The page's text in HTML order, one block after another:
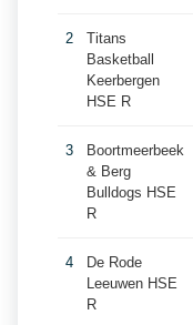
2
Titans
Basketball
Keerbergen
HSE R
3
Boortmeerbeek
& Berg
Bulldogs HSE
R
4
De Rode
Leeuwen HSE
R